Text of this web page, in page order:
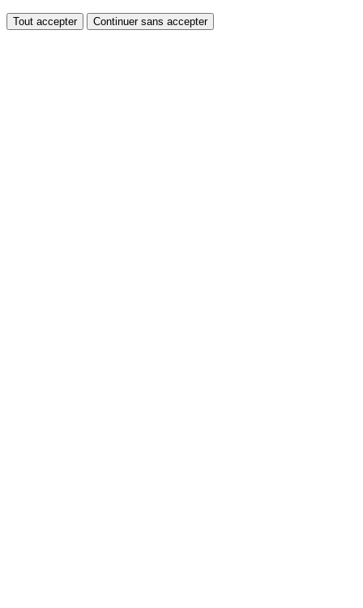
Tout accepter Continuer sans accepter